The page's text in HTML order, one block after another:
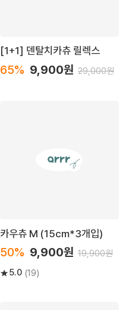
[1+1] 덴탈치카츄 릴렉스
65% 9,900원 29,000원
카우츄 M (15cm*3개입)
50% 9,900원 19,900원
5.0 (19)